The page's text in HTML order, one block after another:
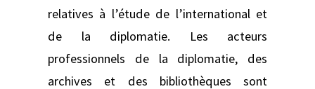
relatives à l’étude de l’international et
de la diplomatie. Les acteurs
professionnels de la diplomatie, des
archives et des bibliothèques sont